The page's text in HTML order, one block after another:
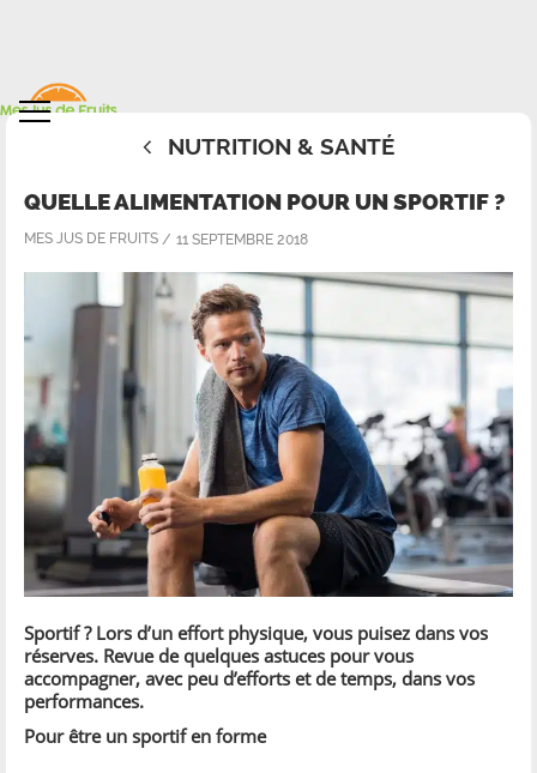
NUTRITION & SANTÉ
QUELLE ALIMENTATION POUR UN SPORTIF ?
MES JUS DE FRUITS 11 SEPTEMBRE 2018
Sportif ? Lors d’un effort physique, vous puisez dans vos
réserves. Revue de quelques astuces pour vous
accompagner, avec peu d’efforts et de temps, dans vos
performances.
Pour être un sportif en forme